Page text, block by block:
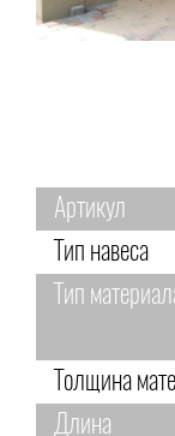
Артикул
Тип навеса
Тип
Толщина
Длина